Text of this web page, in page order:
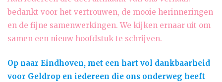
bedankt voor het vertrouwen, de mooie herinneringen
en de fijne samenwerkingen. We kijken ernaar uit om
samen een nieuw hoofdstuk te schrijven.
Op naar Eindhoven, met een hart vol dankbaarheid
voor Geldrop en iedereen die ons onderweg heeft